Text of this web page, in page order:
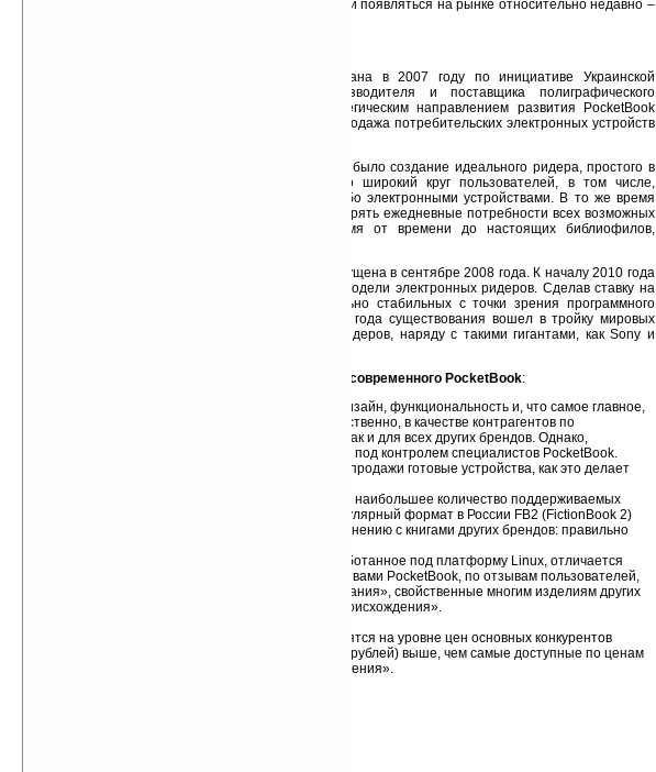
touchscreen. Ридеры с сенсорным экраном начали появляться на рынке относительно недавно –
Торговая марка PocketBook была основана в 2007 году по инициативе Украинской
Полиграфической Группы – ведущего производителя и поставщика полиграфического
оборудования на территории Украины. Стратегическим направлением развития PocketBook
изначально была разработка, производство и продажа потребительских электронных устройств
Изначальной целью компании PocketBook было создание идеального ридера, простого в
использовании, рассчитанного на максимально широкий круг пользователей, в том числе,
неподготовленных в плане работы с какими-либо электронными устройствами. В то же время
идеальны ридер должен максимально удовлетворять ежедневные потребности всех возможных
категорий потребителей – от читающих время от времени до настоящих библиофилов,
Первая модель PocketBook 301- была выпущена в сентябре 2008 года. К началу 2010 года
PocketBook представила на рынке уже четыре модели электронных ридеров. Сделав ставку на
разработку дружественных, умных и максимально стабильных с точки зрения программного
обеспечения устройств, бренд PocketBook за 3 года существования вошел в тройку мировых
лидеров среди производителей электронных ридеров, наряду с такими гигантами, как Sony и
Основные конкурентные характеристики современного PocketBook:
PocketBook самостоятельно разрабатывает дизайн, функциональность и, что самое главное,
программное обеспечение своих устройств. Естественно, в качестве контрагентов по
производству используются китайские фабрики, как и для всех других брендов. Однако,
разработка и производство полностью находится под контролем специалистов PocketBook.
PocketBook не приобретает с целью брендинга и продажи готовые устройства, как это делает
Устройства PocketBook на сегодня предлагают наибольшее количество поддерживаемых
форматов электронных книг — 12. Наиболее популярный формат в России FB2 (FictionBook 2)
поддерживается в максимальной степени по сравнению с книгами других брендов: правильно
Программное обеспечение PocketBook, разработанное под платформу Linux, отличается
максимальной стабильностью работы. С устройствами PocketBook, по отзывам пользователей,
практически исключены непредсказуемые «зависания», свойственные многим изделиям других
брендов, преимущественно «чисто китайского происхождения».
Розничные цены на ридеры PocketBook находятся на уровне цен основных конкурентов
мирового уровня и незначительно (на 1-2 тысячи рублей) выше, чем самые доступные по ценам
устройства брендов «чисто китайского происхождения».